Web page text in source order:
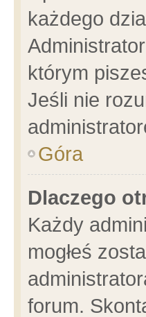
każdego
którym
Jeśli nie
Góra
Dlaczego
Każdy
mogłeś
forum.